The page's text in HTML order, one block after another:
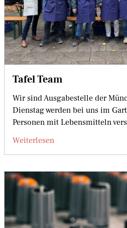
Tafel Team
Wir sind Ausgabestelle der
Dienstag werden bei uns im
Personen mit Lebensmitteln
Weiterlesen